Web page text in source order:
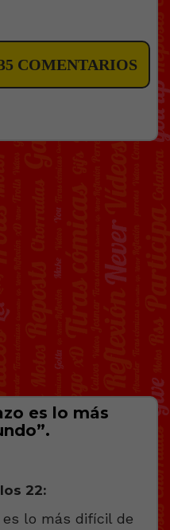
COMENTARIOS
es lo más
22: